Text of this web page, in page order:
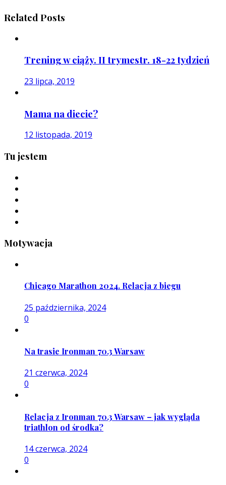
Related Posts
Trening w ciąży. II trymestr. 18-22 tydzień
23 lipca, 2019
Mama na diecie?
12 listopada, 2019
Tu jestem
Motywacja
Chicago Marathon 2024. Relacja z biegu
25 października, 2024
0
Na trasie Ironman 70.3 Warsaw
21 czerwca, 2024
0
Relacja z Ironman 70.3 Warsaw – jak wygląda
triathlon od środka?
14 czerwca, 2024
0